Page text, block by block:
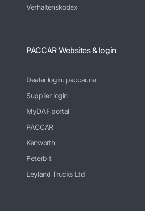
Verhaltenskodex
PACCAR Websites & login
Dealer login: paccar.net
Supplier login
MyDAF portal
PACCAR
Kenworth
Peterbilt
Leyland Trucks Ltd